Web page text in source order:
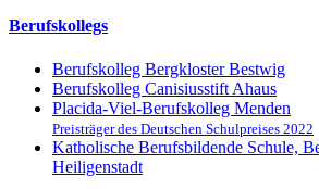
Berufskollegs
Berufskolleg Bergkloster Bestwig
Berufskolleg Canisiusstift Ahaus
Placida-Viel-Berufskolleg Menden
Preisträger des Deutschen Schulpreises 2022
Katholische Berufsbildende Schule,
Heiligenstadt